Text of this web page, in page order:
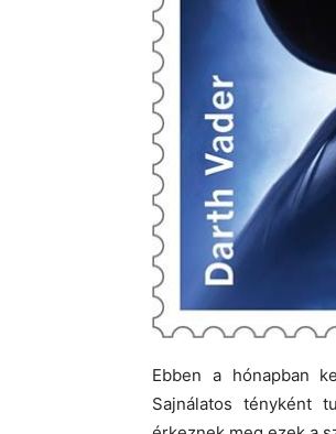
Ebben a hónapban
Sajnálatos tényként